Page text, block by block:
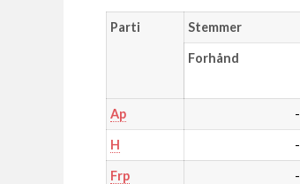
Parti Stemmer
Forhånd
Ap -
H -
Frp -